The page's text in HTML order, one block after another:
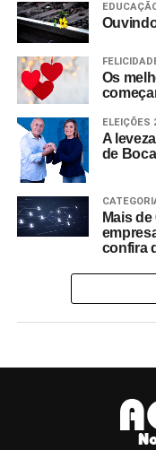
Os
ELEIÇÕES
A
de
Mais
confira